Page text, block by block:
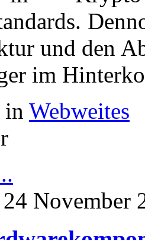
und den
im
in Webweites
November